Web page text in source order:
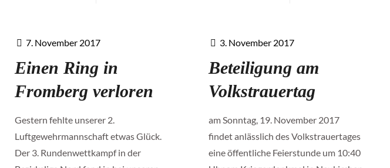
7. November 2017
Einen Ring in
Fromberg verloren
Gestern fehlte unserer 2.
Luftgewehrmannschaft etwas Glück.
Der 3. Rundenwettkampf in der
3. November 2017
Beteiligung am
Volkstrauertag
am Sonntag, 19. November 2017
findet anlässlich des Volkstrauertages
eine öffentliche Feierstunde um 10:40